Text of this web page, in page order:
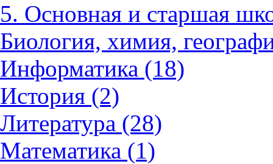
5. Основная и старшая
Биология, химия,
Информатика (18)
История (2)
Литература (28)
Математика (1)